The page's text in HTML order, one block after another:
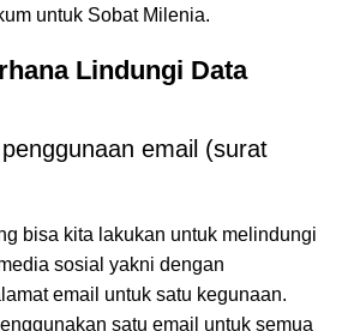
untuk Sobat Milenia.
Lindungi Data
email (surat
bisa kita lakukan untuk melindungi
sosial yakni dengan
email untuk satu kegunaan.
satu email untuk semua